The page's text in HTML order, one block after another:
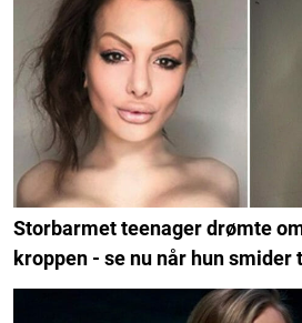
Storbarmet teenager drømte
kroppen - se nu når hun smider